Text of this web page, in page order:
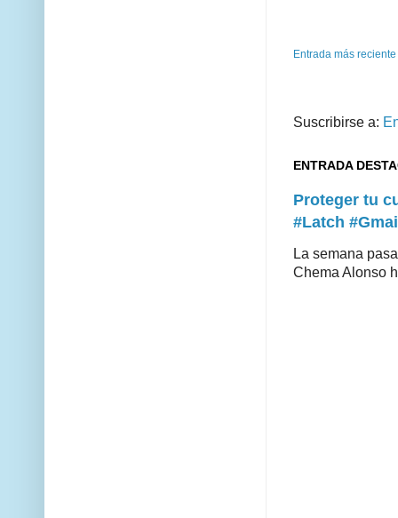
Entrada más reciente
Suscribirse a:
ENTRADA
Proteger tu
#Latch
La semana
Chema Alonso